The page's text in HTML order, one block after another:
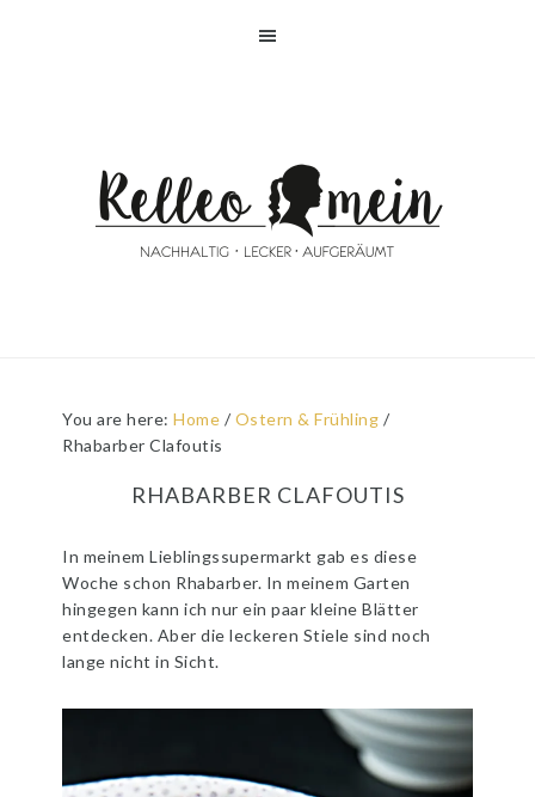
You are here:Home / Ostern & Frühling /
Rhabarber Clafoutis
RHABARBER CLAFOUTIS
In meinem Lieblingssupermarkt gab es diese
Woche schon Rhabarber. In meinem Garten
hingegen kann ich nur ein paar kleine Blätter
entdecken. Aber die leckeren Stiele sind noch
lange nicht in Sicht.